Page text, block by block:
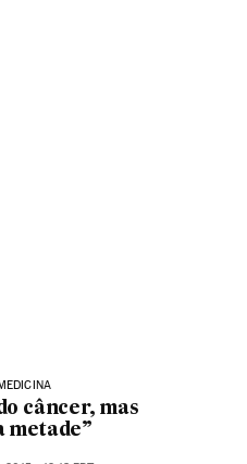
câncer, mas
metade”